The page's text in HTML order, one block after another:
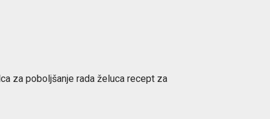
za poboljšanje rada želuca recept za